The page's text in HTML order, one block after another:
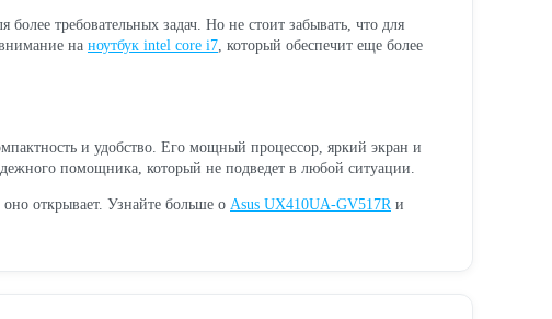
требовательных задач. Но не стоит забывать, что для
на ноутбук intel core i7, который обеспечит еще более
и удобство. Его мощный процессор, яркий экран и
помощника, который не подведет в любой ситуации.
оно открывает. Узнайте больше о Asus UX410UA-GV517R и